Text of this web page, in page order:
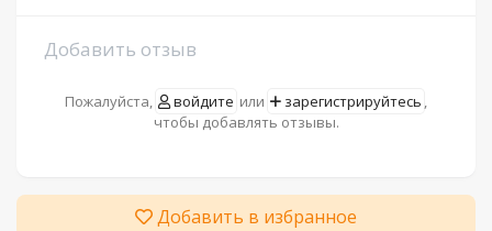
Добавить отзыв
Пожалуйста, войдите или зарегистрируйтесь ,
чтобы добавлять отзывы.
Добавить в избранное